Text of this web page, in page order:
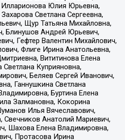
Юлия Юрьевна,
Светлана Сергеевна,
Щур Татьяна Михайловна,
Блинушов Андрей Юрьевич,
Гефтер Валентин Михайлович,
Флиге Ирина Анатольевна,
Вититинова Елена
Куприяновна,
Беляев Сергей Иванович,
Ганнушкина Светлана
Буртина Елена
Залмановна, Кокорина
Илья Вячеславович,
Свечников Анатолий Мариевич,
Шахова Елена Владимировна,
Протасова Ирина